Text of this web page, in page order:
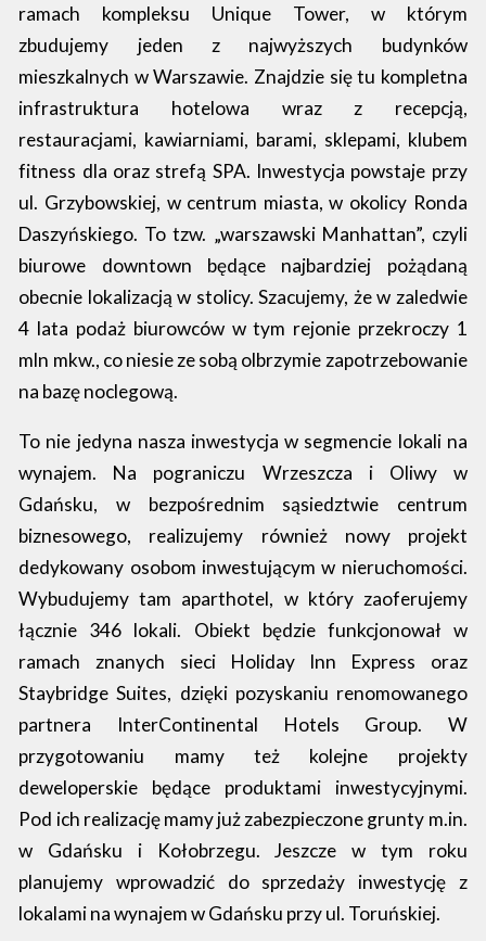
ramach kompleksu Unique Tower, w którym
zbudujemy jeden z najwyższych budynków
mieszkalnych w Warszawie. Znajdzie się tu kompletna
infrastruktura hotelowa wraz z recepcją,
restauracjami, kawiarniami, barami, sklepami, klubem
fitness dla oraz strefą SPA. Inwestycja powstaje przy
ul. Grzybowskiej, w centrum miasta, w okolicy Ronda
Daszyńskiego. To tzw. „warszawski Manhattan”, czyli
biurowe downtown będące najbardziej pożądaną
obecnie lokalizacją w stolicy. Szacujemy, że w zaledwie
4 lata podaż biurowców w tym rejonie przekroczy 1
mln mkw., co niesie ze sobą olbrzymie zapotrzebowanie
na bazę noclegową.
To nie jedyna nasza inwestycja w segmencie lokali na
wynajem. Na pograniczu Wrzeszcza i Oliwy w
Gdańsku, w bezpośrednim sąsiedztwie centrum
biznesowego, realizujemy również nowy projekt
dedykowany osobom inwestującym w nieruchomości.
Wybudujemy tam aparthotel, w który zaoferujemy
łącznie 346 lokali. Obiekt będzie funkcjonował w
ramach znanych sieci Holiday Inn Express oraz
Staybridge Suites, dzięki pozyskaniu renomowanego
partnera InterContinental Hotels Group. W
przygotowaniu mamy też kolejne projekty
deweloperskie będące produktami inwestycyjnymi.
Pod ich realizację mamy już zabezpieczone grunty m.in.
w Gdańsku i Kołobrzegu. Jeszcze w tym roku
planujemy wprowadzić do sprzedaży inwestycję z
lokalami na wynajem w Gdańsku przy ul. Toruńskiej.